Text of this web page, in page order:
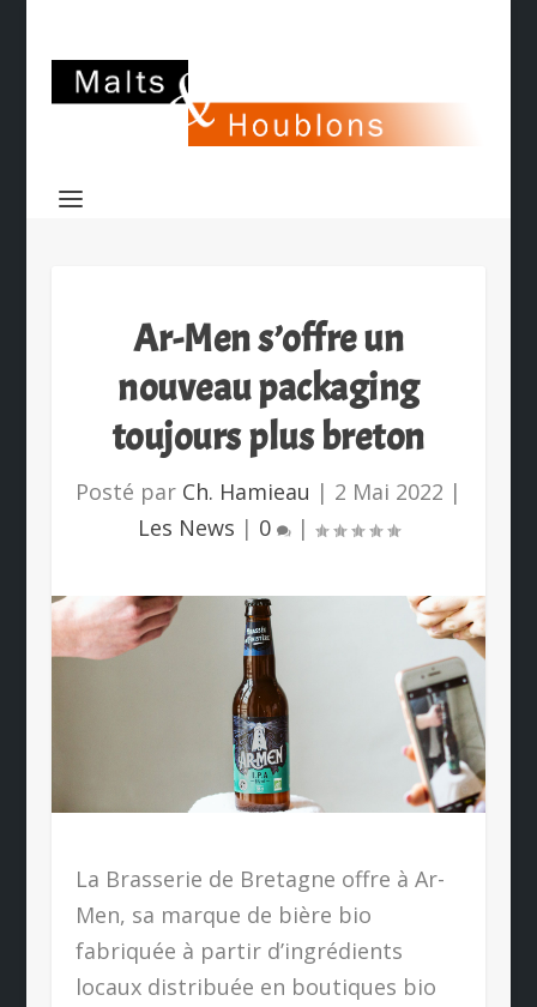
Ar-Men s’offre un
nouveau packaging
toujours plus breton
Posté par Ch. Hamieau | 2 Mai 2022 |
Les News | 0 |
La Brasserie de Bretagne offre à Ar-
Men, sa marque de bière bio
fabriquée à partir d’ingrédients
locaux distribuée en boutiques bio